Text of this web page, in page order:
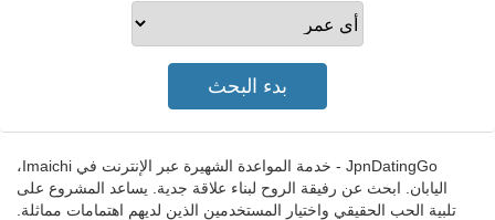
JpnDatingGo - خدمة المواعدة الشهيرة عبر الإنترنت في Imaichi،
اليابان. ابحث عن رفيقة الروح لبناء علاقة جدية. يساعد المشروع على
تلبية الحب الحقيقي واختيار المستخدمين الذين لديهم اهتمامات مماثلة.